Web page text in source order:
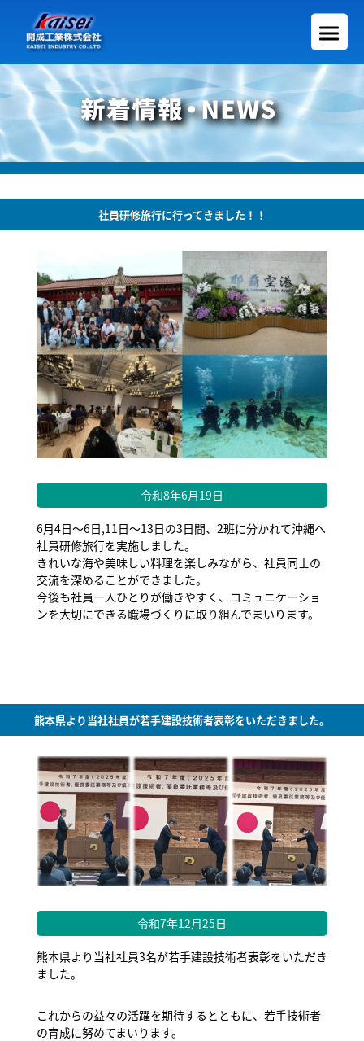
社員研修旅行に行ってきました！！
令和8年6月19日
6月4日～6日,11日～13日の3日間、2班に分かれて沖縄へ
社員研修旅行を実施しました。
きれいな海や美味しい料理を楽しみながら、社員同士の
交流を深めることができました。
今後も社員一人ひとりが働きやすく、コミュニケーショ
ンを大切にできる職場づくりに取り組んでまいります。
熊本県より当社社員が若手建設技術者表彰をいただきました。
令和7年12月25日
熊本県より当社社員3名が若手建設技術者表彰をいただき
ました。
これからの益々の活躍を期待するとともに、若手技術者
の育成に努めてまいります。